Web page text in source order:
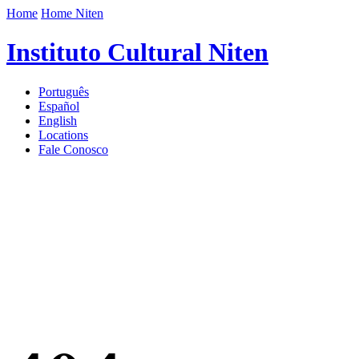
Home Home Niten
Instituto Cultural Niten
Português
Español
English
Locations
Fale Conosco